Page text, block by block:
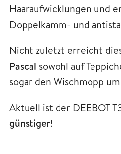
Haaraufwicklungen und
Doppelkamm- und
Nicht zuletzt erreicht
Pascal sowohl auf
sogar den Wischmopp
Aktuell ist der DEEBOT
günstiger!